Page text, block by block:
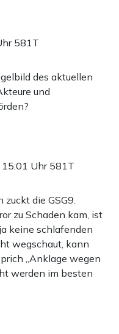
581T
des aktuellen
und
Uhr 581T
die GSG9.
zu Schaden kam, ist
keine schlafenden
wegschaut, kann
„Anklage wegen
werden im besten